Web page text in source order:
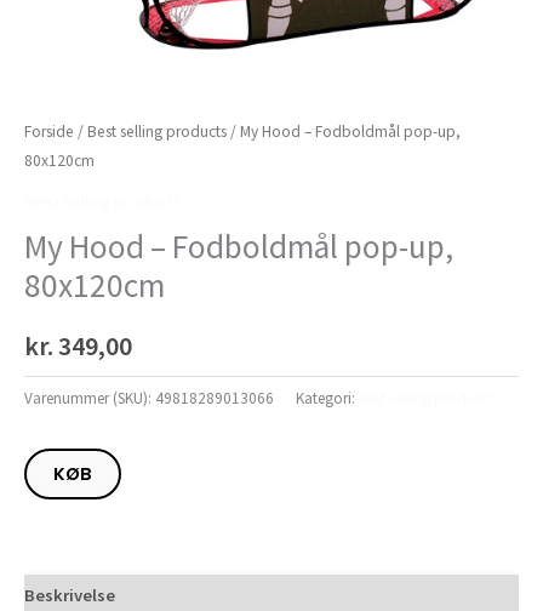
Forside / Best selling products/ My Hood – Fodboldmål pop-up,
80x120cm
My Hood – Fodboldmål pop-up,
80x120cm
kr. 349,00
Varenummer (SKU): 49818289013066 Kategori:
KØB
Beskrivelse